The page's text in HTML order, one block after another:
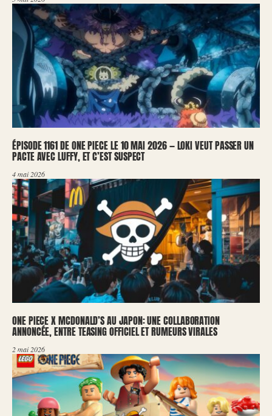
ÉPISODE 1161 DE ONE PIECE LE 10 MAI 2026 — LOKI VEUT PASSER UN
PACTE AVEC LUFFY, ET C’EST SUSPECT
4 mai 2026
ONE PIECE X MCDONALD’S AU JAPON: UNE COLLABORATION
ANNONCÉE, ENTRE TEASING OFFICIEL ET RUMEURS VIRALES
2 mai 2026